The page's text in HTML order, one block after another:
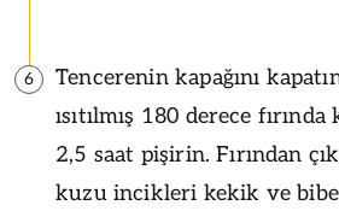
6
Tencerenin kapağını
ısıtılmış 180 derece
2,5 saat pişirin. Fırından
kuzu incikleri kekik ve